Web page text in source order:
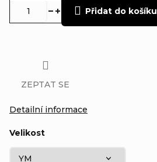
Velikost
Přidat do košíku
Detailní informace
ZEPTAT SE